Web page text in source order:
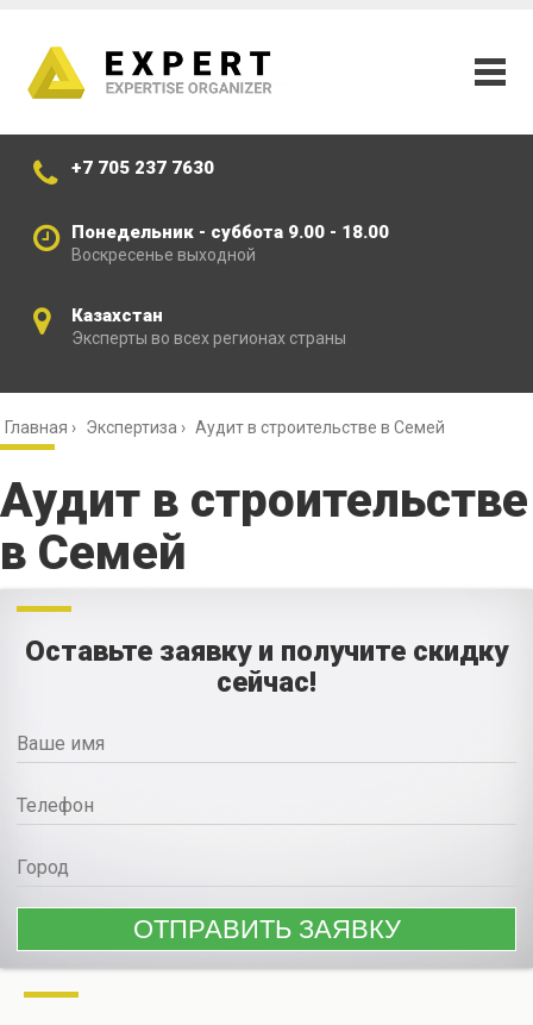
+7 705 237 7630
Понедельник - суббота 9.00 - 18.00
Воскресенье выходной
Казахстан
Эксперты во всех регионах страны
Главная › Экспертиза › Аудит в строительстве в Семей
Аудит в строительстве
в Семей
Оставьте заявку и получите скидку
сейчас!